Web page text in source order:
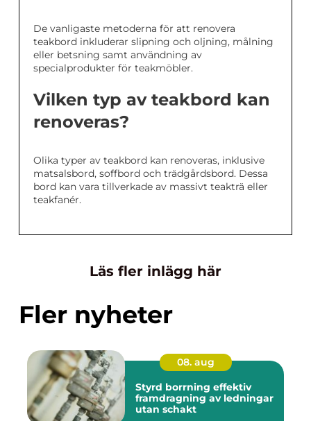
De vanligaste metoderna för att renovera
teakbord inkluderar slipning och oljning, målning
eller betsning samt användning av
specialprodukter för teakmöbler.
Vilken typ av teakbord kan
renoveras?
Olika typer av teakbord kan renoveras, inklusive
matsalsbord, soffbord och trädgårdsbord. Dessa
bord kan vara tillverkade av massivt teakträ eller
teakfanér.
Läs fler inlägg här
Fler nyheter
08. aug
Styrd borrning effektiv
framdragning av ledningar
utan schakt